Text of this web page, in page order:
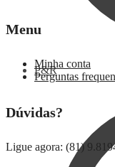
P&R
Menu
Minha conta
Perguntas
Dúvidas?
Ligue agora: (81)